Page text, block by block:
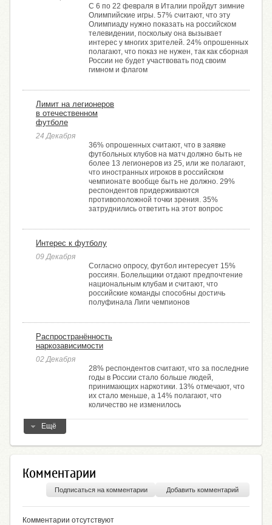
С 6 по 22 февраля в Италии пройдут зимние
Олимпийские игры. 57% считают, что эту
Олимпиаду нужно показать на российском
телевидении, поскольку она вызывает
интерес у многих зрителей. 24% опрошенных
полагают, что показ не нужен, так как сборная
России не будет участвовать под своим
гимном и флагом
Лимит на легионеров
в отечественном
футболе
24 Декабря
36% опрошенных считают, что в заявке
футбольных клубов на матч должно быть не
более 13 легионеров из 25, или же полагают,
что иностранных игроков в российском
чемпионате вообще быть не должно. 29%
респондентов придерживаются
противоположной точки зрения. 35%
затруднились ответить на этот вопрос
Интерес к футболу
09 Декабря
Согласно опросу, футбол интересует 15%
россиян. Болельщики отдают предпочтение
национальным клубам и считают, что
российские команды способны достичь
полуфинала Лиги чемпионов
Распространённость
наркозависимости
02 Декабря
28% респондентов считают, что за последние
годы в России стало больше людей,
принимающих наркотики. 13% отмечают, что
их стало меньше, а 14% полагают, что
количество не изменилось
Ещё
Комментарии
Добавить комментарий
Подписаться на комментарии
Комментарии отсутствуют